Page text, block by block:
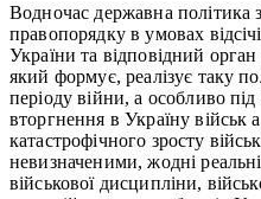
Водночас державна політика
правопорядку в умовах
України та відповідний
який формує, реалізує таку
періоду війни, а особливо
вторгнення в Україну військ
катастрофічного зросту
невизначеними, жодні
військової дисципліни,